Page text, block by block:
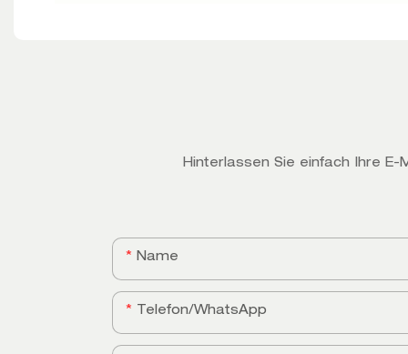
Hinterlassen Sie einfach Ihre
Name
Telefon/WhatsApp